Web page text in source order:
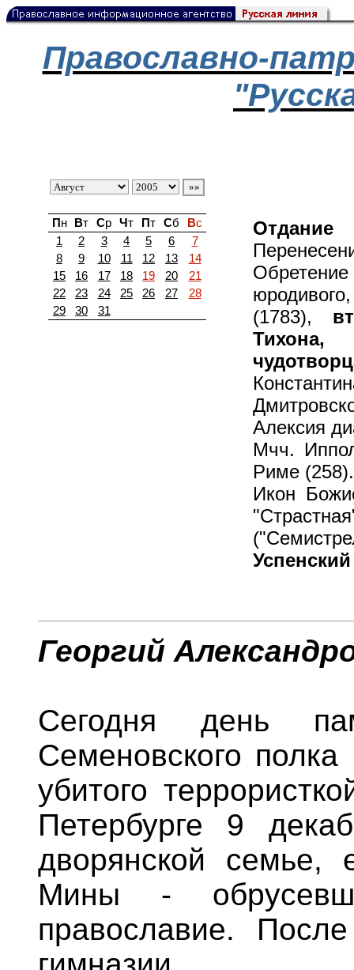
Православно-
П н Вт Ср Чт Пт Сб Вс
1
2 3 4 5 6
7
8
9 10 11 12 13
14
15
16 17 18 19 20
21
22
23 24 25 26 27
28
29
30 31
Отдание
(1783),
Тихона,
Алексия
Мчч.
Риме (258).
Икон
Георгий
Сегодня день
Семеновского
убитого
Петербурге 9
дворянской семье,
Мины -
православие.